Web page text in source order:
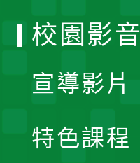
校園影音
宣導影片
特色課程